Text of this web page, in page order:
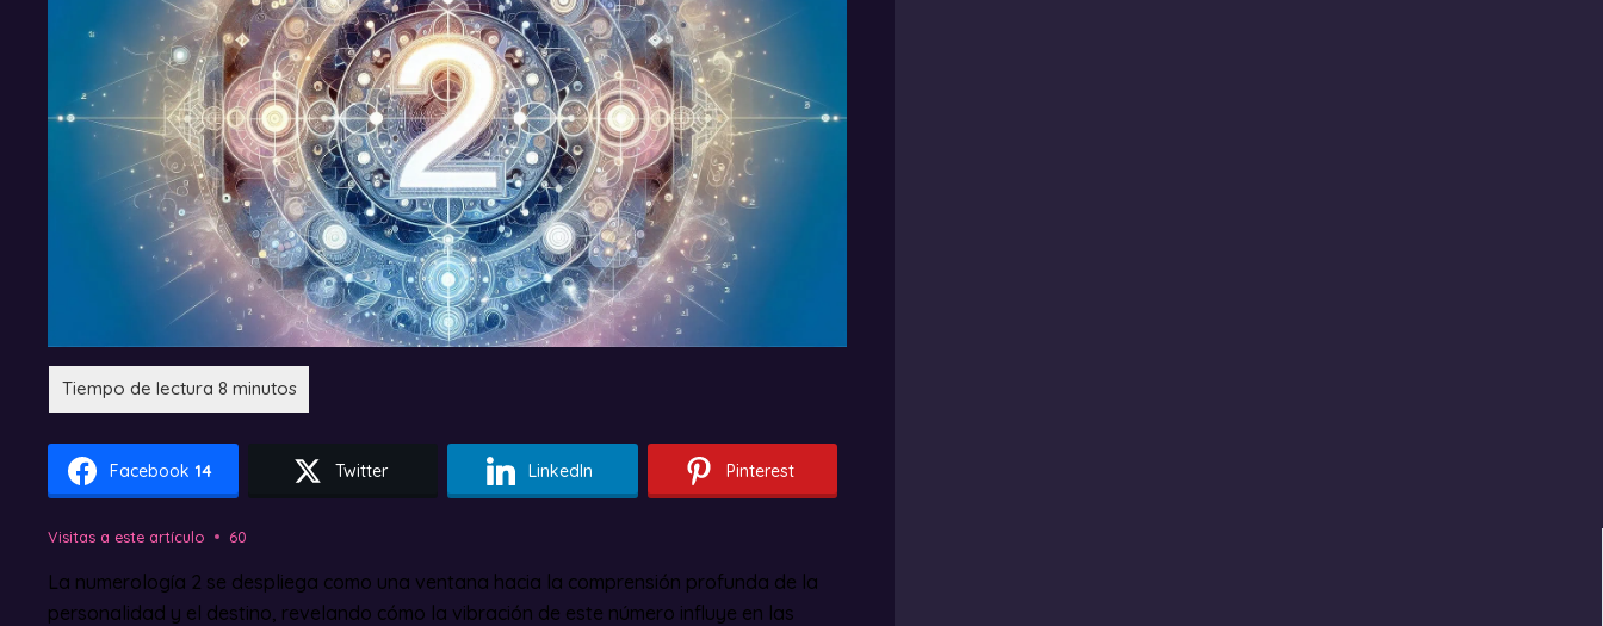
Facebook 14 Twitter LinkedIn Pinterest
Visitas a este artículo 60
La numerología 2 se despliega como una ventana hacia la comprensión profunda de la
personalidad y el destino, revelando cómo la vibración de este número influye en las